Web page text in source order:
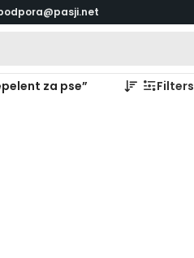
za pse” Filters